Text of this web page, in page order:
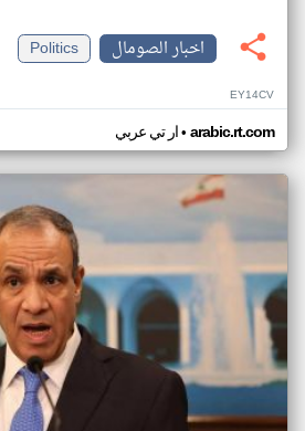
اخبار الصومال
Politics
EY14CV
ار تي عربي• arabic.rt.com